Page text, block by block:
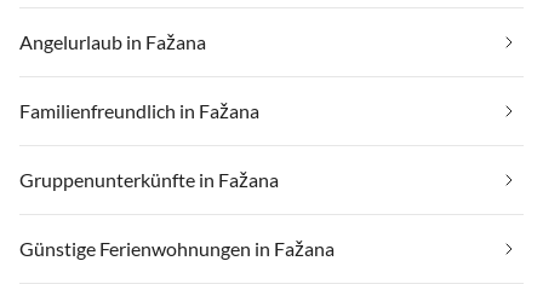
Angelurlaub in Fažana
Familienfreundlich in Fažana
Gruppenunterkünfte in Fažana
Günstige Ferienwohnungen in Fažana